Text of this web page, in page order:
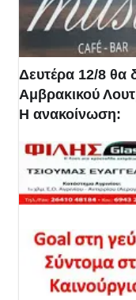
Δευτέρα 12/8 θα
Αμβρακικού
Η ανακοίνωση: